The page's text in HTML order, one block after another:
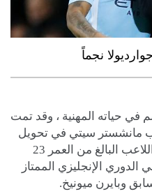
نجماً
في حياته المهنية ، وقد تمت
مانشستر سيتي في تحويل
أداء الجناح. نقيّم هنا كيف تطور اللاعب البالغ من العمر 23
الإنجليزي الممتاز
وبايرن ميونيخ.